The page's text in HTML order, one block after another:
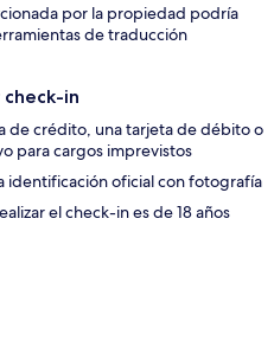
por la propiedad podría
de traducción
check-in
de crédito, una tarjeta de débito o
para cargos imprevistos
identificación oficial con fotografía
el check-in es de 18 años